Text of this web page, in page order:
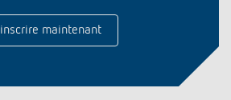
inscrire maintenant